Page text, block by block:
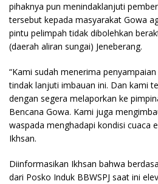
pihaknya pun menindaklanjuti
tersebut kepada masyarakat Gowa
pintu pelimpah tidak dibolehkan
(daerah aliran sungai) Jeneberang.
“Kami sudah menerima
tindak lanjuti imbauan ini. Dan kami
dengan segera melaporkan ke
Bencana Gowa. Kami juga
waspada menghadapi kondisi cuaca
Ikhsan.
Diinformasikan Ikhsan bahwa
dari Posko Induk BBWSPJ saat ini